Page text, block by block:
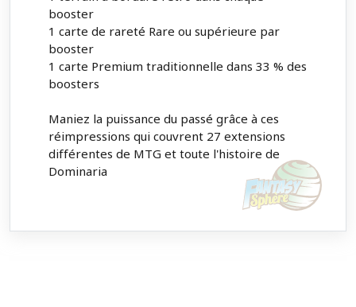
booster
1 carte de rareté Rare ou supérieure par
booster
1 carte Premium traditionnelle dans 33 % des
boosters
Maniez la puissance du passé grâce à ces
réimpressions qui couvrent 27 extensions
différentes de MTG et toute l'histoire de
Dominaria